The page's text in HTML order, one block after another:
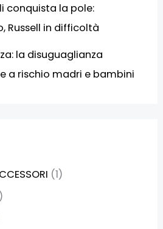
conquista la pole:
Russell in difficoltà
la disuguaglianza
a rischio madri e bambini
(1)